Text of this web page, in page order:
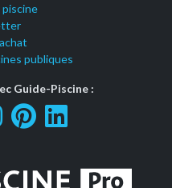
piscine
publiques
Guide-Piscine :